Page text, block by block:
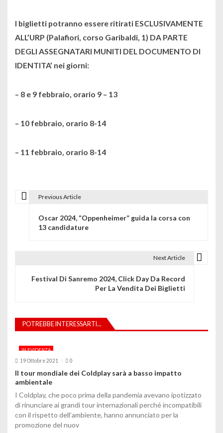
I biglietti potranno essere ritirati ESCLUSIVAMENTE
ALL’URP (Palafiori, corso Garibaldi, 1) DA PARTE
DEGLI ASSEGNATARI MUNITI DEL DOCUMENTO DI
IDENTITA’ nei giorni:
– 8 e 9 febbraio, orario 9 – 13
– 10 febbraio, orario 8-14
– 11 febbraio, orario 8-14
i
o
n
e
a
r
Previous Article
Oscar 2024, “Oppenheimer” guida la corsa con
13 candidature
Next Article
Festival Di Sanremo 2024, Click Day Da Record
Per La Vendita Dei Biglietti
POTREBBE INTERESSARTI...
IN EVIDENZA
19 Ottobre 2021 0
Il tour mondiale dei Coldplay sarà a basso impatto
ambientale
I Coldplay, che poco prima della pandemia avevano ipotizzato
di rinunciare ai grandi tour internazionali perché incompatibili
con il rispetto dell’ambiente, hanno annunciato per la
promozione del nuov